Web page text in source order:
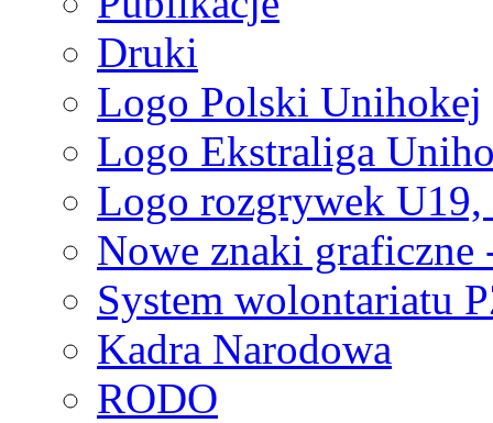
Druki
Logo Polski Unihokej
Logo Ekstraliga
Logo rozgrywek
Nowe znaki graficzne
System wolontariatu
Kadra Narodowa
RODO